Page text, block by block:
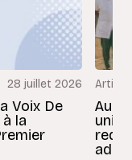
28 juillet 2026
Voix De
la
Article
Au